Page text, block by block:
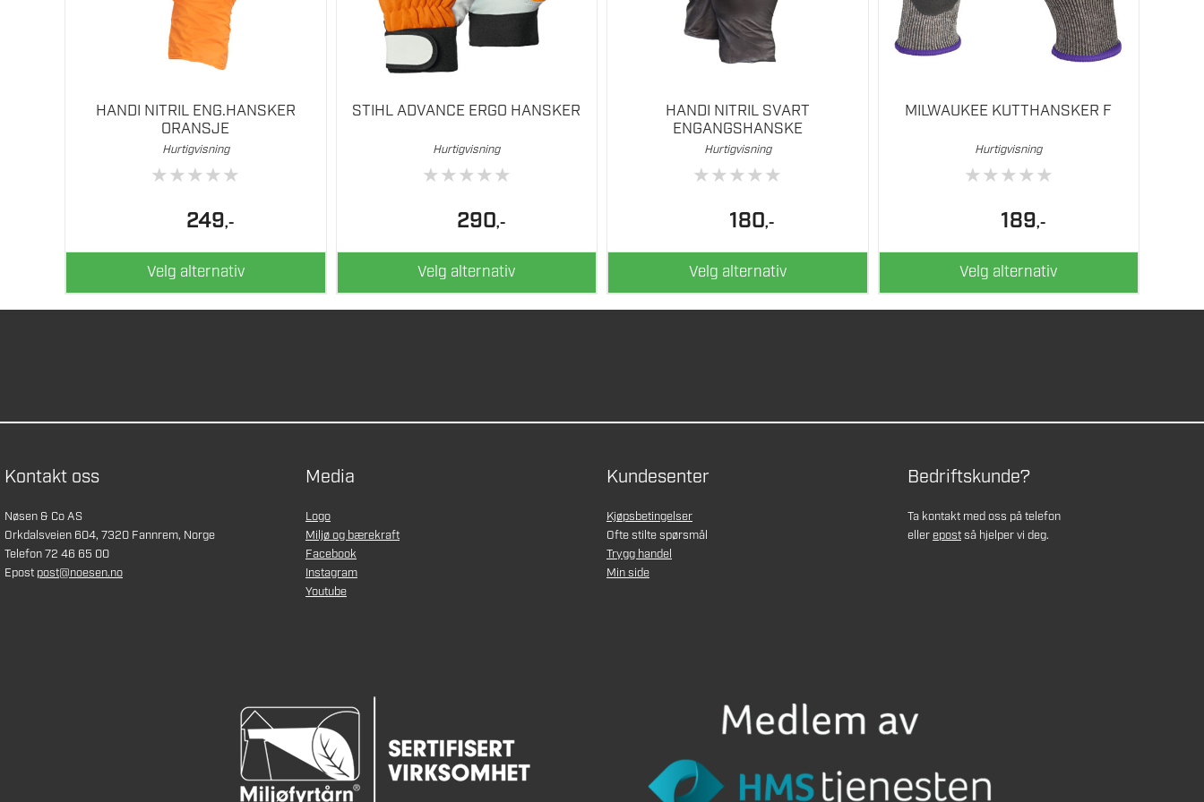
HANDI NITRIL ENG.HANSKER
ORANSJE
Hurtigvisning
★★★★★
249,-
Velg alternativ
STIHL ADVANCE ERGO HANSKER
Hurtigvisning
★★★★★
290,-
Velg alternativ
produktsiden
HANDI NITRIL SVART
ENGANGSHANSKE
Hurtigvisning
★★★★★
180,-
Velg alternativ
produktsiden
MILWAUKEE KUTTHANSKER F
Hurtigvisning
★★★★★
189,-
Velg alternativ
produktsiden
Kontakt oss
Nøsen & Co AS
Orkdalsveien 604, 7320 Fannrem, Norge
Telefon 72 46 65 00
Epost post@noesen.no
Media
Logo
Miljø og bærekraft
Facebook
Instagram
Youtube
Kundesenter
Kjøpsbetingelser
Ofte stilte spørsmål
Trygg handel
Min side
Bedriftskunde?
Ta kontakt med oss på telefon
ellerepostså hjelper vi deg.